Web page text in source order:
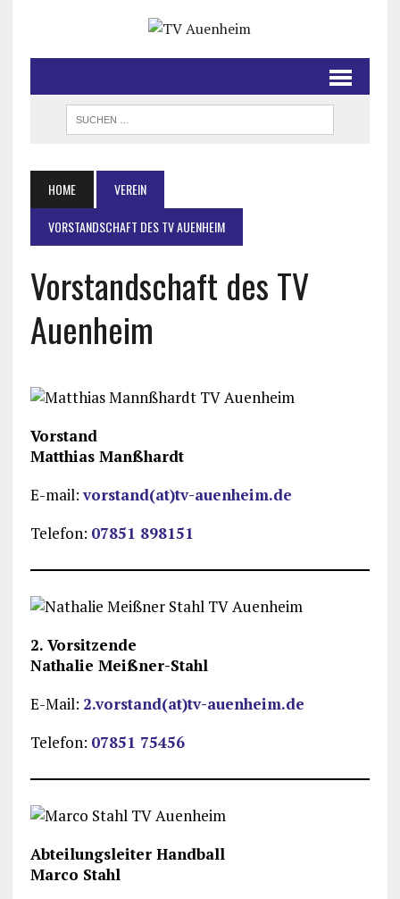
HOME
VEREIN
VORSTANDSCHAFT DES TV AUENHEIM
Vorstandschaft des TV
Auenheim
Vorstand
Matthias Manßhardt
E-mail:vorstand(at)tv-auenheim.de
Telefon: 07851 898151
2. Vorsitzende
Nathalie Meißner-Stahl
E-Mail: 2.vorstand(at)tv-auenheim.de
Telefon: 07851 75456
Abteilungsleiter Handball
Marco Stahl